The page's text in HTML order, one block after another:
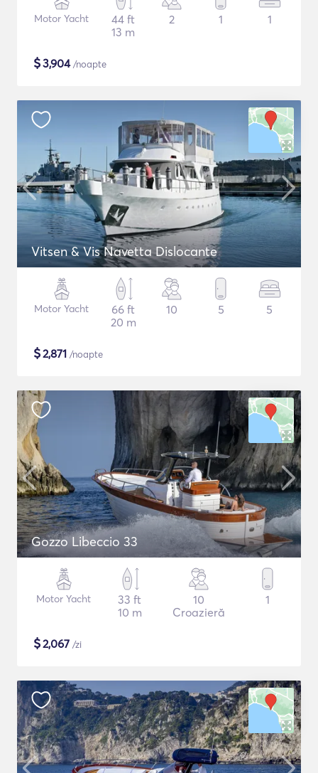
Motor Yacht
44 ft
13 m
2 1 1
$3,904/noapte
Vitsen & Vis Navetta Dislocante
Motor Yacht
66 ft
20 m
10 5 5
$2,871 /noapte
Gozzo Libeccio 33
Motor Yacht
33 ft
10 m
10
Croazieră
1
$2,067 /zi